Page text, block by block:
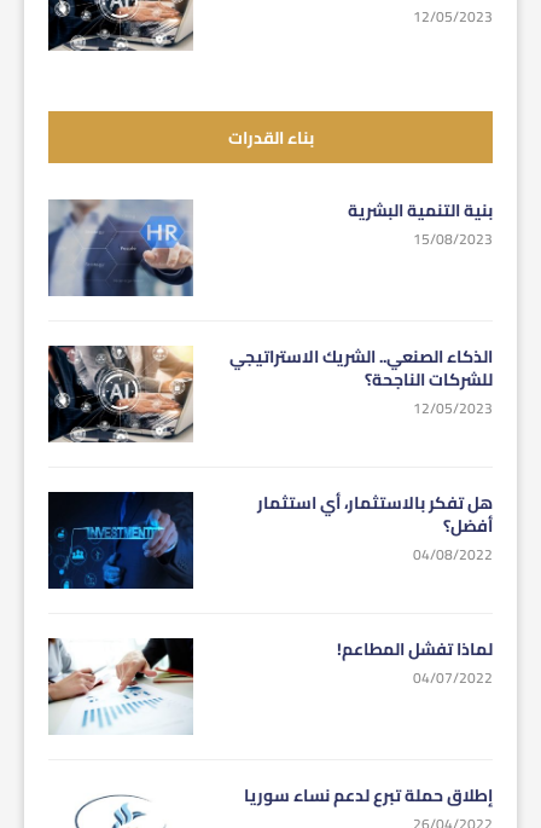
12/05/2023
بناء القدرات
بنية التنمية البشرية
15/08/2023
الذكاء الصنعي.. الشريك الاستراتيجي
للشركات الناجحة؟
12/05/2023
هل تفكر بالاستثمار، أي استثمار
أفضل؟
04/08/2022
لماذا تفشل المطاعم!
04/07/2022
إطلاق حملة تبرع لدعم نساء سوريا